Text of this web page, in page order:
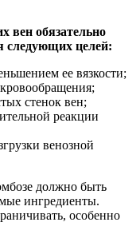
вен обязательно
следующих целей:
ее вязкости;
стенок вен;
реакции
венозной
должно быть
ингредиенты.
особенно